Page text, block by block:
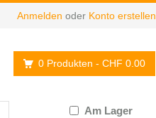
Anmelden oder Konto erstellen
0 Produkten - CHF 0.00
Am Lager